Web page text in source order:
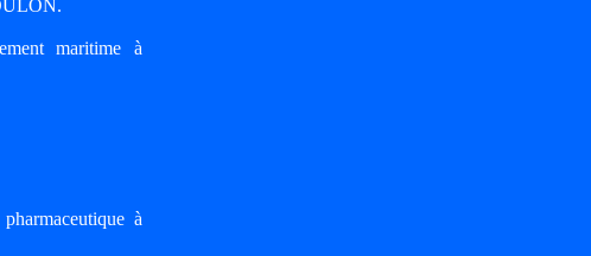
maritime à
à